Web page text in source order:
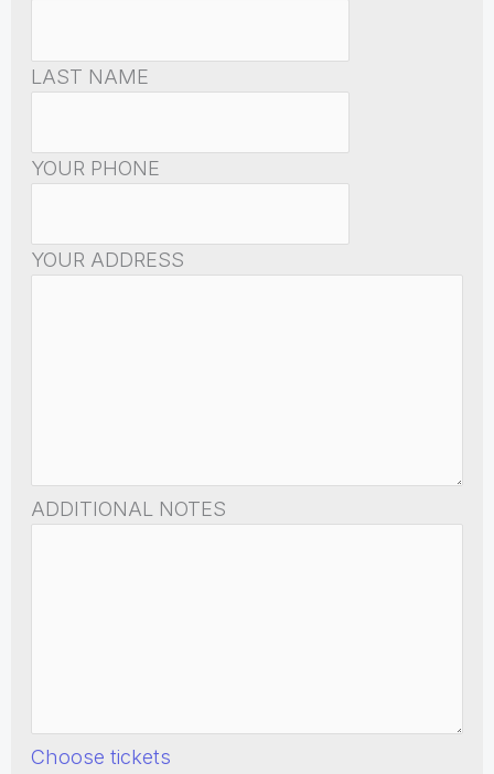
LAST NAME
YOUR PHONE
YOUR ADDRESS
ADDITIONAL NOTES
Choose tickets